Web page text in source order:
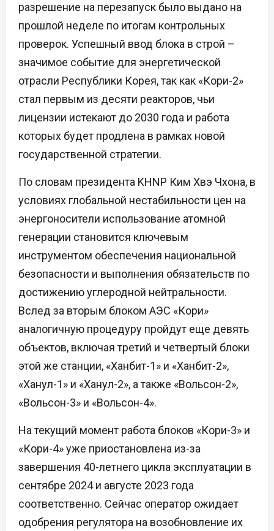
разрешение на перезапуск было выдано на
прошлой неделе по итогам контрольных
проверок. Успешный ввод блока в строй –
значимое событие для энергетической
отрасли Республики Корея, так как «Кори-2»
стал первым из десяти реакторов, чьи
лицензии истекают до 2030 года и работа
которых будет продлена в рамках новой
государственной стратегии.
По словам президента KHNP Ким Хвэ Чхона, в
условиях глобальной нестабильности цен на
энергоносители использование атомной
генерации становится ключевым
инструментом обеспечения национальной
безопасности и выполнения обязательств по
достижению углеродной нейтральности.
Вслед за вторым блоком АЭС «Кори»
аналогичную процедуру пройдут еще девять
объектов, включая третий и четвертый блоки
этой же станции, «Ханбит-1» и «Ханбит-2»,
«Ханул-1» и «Ханул-2», а также «Вольсон-2»,
«Вольсон-3» и «Вольсон-4».
На текущий момент работа блоков «Кори-3» и
«Кори-4» уже приостановлена из-за
завершения 40-летнего цикла эксплуатации в
сентябре 2024 и августе 2023 года
соответственно. Сейчас оператор ожидает
одобрения регулятора на возобновление их